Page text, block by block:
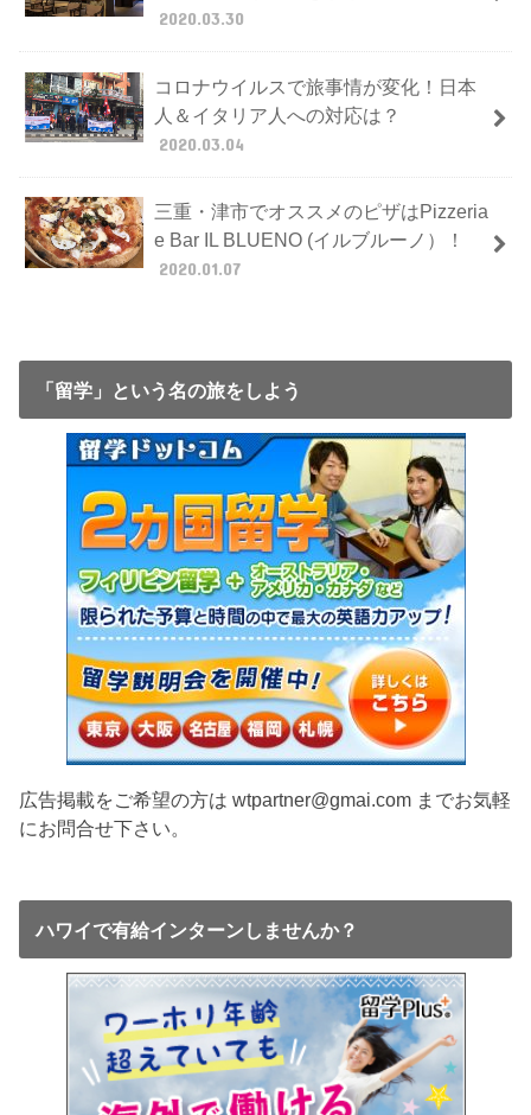
2020.03.30
コロナウイルスで旅事情が変化！日本
人＆イタリア人への対応は？
2020.03.04
三重・津市でオススメのピザはPizzeria
e Bar IL BLUENO (イルブルーノ）！
2020.01.07
「留学」という名の旅をしよう
広告掲載をご希望の方は wtpartner@gmai.com までお気軽
にお問合せ下さい。
ハワイで有給インターンしませんか？